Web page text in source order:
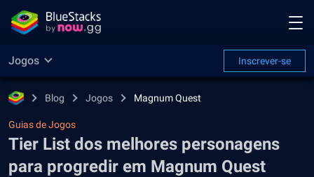
Jogos Inscrever-se
Blog Jogos Magnum Quest
Guias de Jogos
Tier List dos melhores personagens
para progredir em Magnum Quest